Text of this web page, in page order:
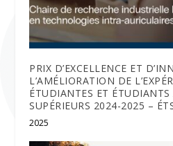
PRIX D’EXCELLENCE ET
L’AMÉLIORATION DE
ÉTUDIANTES ET ÉTUDIANTS
SUPÉRIEURS 2024-2025 –
2025